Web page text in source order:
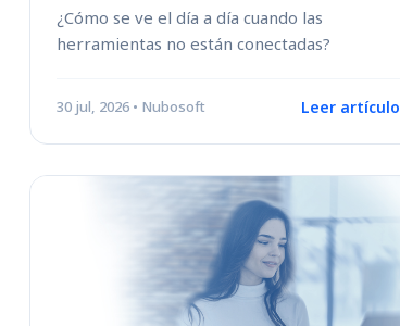
¿Cómo se ve el día a día cuando las
herramientas no están conectadas?
30 jul, 2026 • Nubosoft Leer artículo